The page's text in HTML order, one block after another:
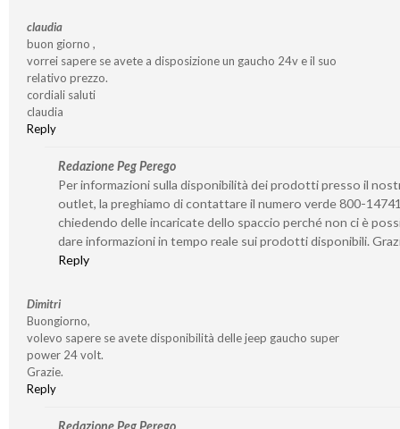
claudia
buon giorno ,
vorrei sapere se avete a disposizione un gaucho 24v e il suo
relativo prezzo.
cordiali saluti
claudia
Reply
Redazione Peg Perego
Per informazioni sulla disponibilità dei prodotti presso il
outlet, la preghiamo di contattare il numero verde 800-
chiedendo delle incaricate dello spaccio perché non ci è
dare informazioni in tempo reale sui prodotti disponibili.
Reply
Dimitri
Buongiorno,
volevo sapere se avete disponibilità delle jeep gaucho super
power 24 volt.
Grazie.
Reply
Redazione Peg Perego